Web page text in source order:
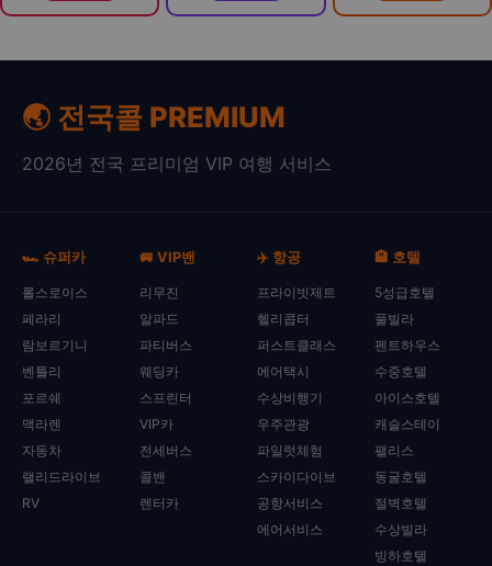
🌏 전국콜 PREMIUM
2026년 전국 프리미엄 VIP 여행 서비스
🏎️ 슈퍼카
롤스로이스
페라리
람보르기니
벤틀리
포르쉐
맥라렌
자동차
랠리드라이브
RV
🚐 VIP밴
리무진
알파드
파티버스
웨딩카
스프린터
VIP카
전세버스
콜밴
렌터카
✈️ 항공
프라이빗제트
헬리콥터
퍼스트클래스
에어택시
수상비행기
우주관광
파일럿체험
스카이다이브
공항서비스
에어서비스
🏨 호텔
5성급호텔
풀빌라
펜트하우스
수중호텔
아이스호텔
캐슬스테이
팰리스
동굴호텔
절벽호텔
수상빌라
빙하호텔